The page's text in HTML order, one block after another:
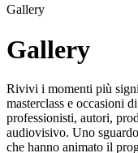
Gallery
Gallery
Rivivi i momenti più
masterclass e occasioni
professionisti, autori,
audiovisivo. Uno
che hanno animato il